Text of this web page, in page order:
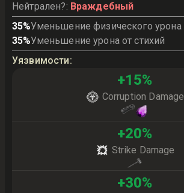
Нейтрален?: Враждебный
35%Уменьшение физического урона
35%Уменьшение урона от стихий
Уязвимости:
+15%
Corruption Damage
+20%
Strike Damage
+30%